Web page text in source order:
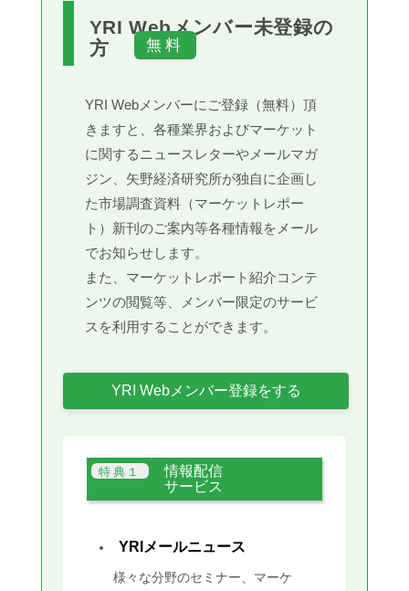
YRI Webメンバー未登録の
方
YRI Webメンバーにご登録（無料）頂
きますと、各種業界およびマーケット
に関するニュースレターやメールマガ
ジン、矢野経済研究所が独自に企画し
た市場調査資料（マーケットレポー
ト）新刊のご案内等各種情報をメール
でお知らせします。
また、マーケットレポート紹介コンテ
ンツの閲覧等、メンバー限定のサービ
スを利用することができます。
YRI Webメンバー登録をする
情報配信
サービス
YRIメールニュース
様々な分野のセミナー、マーケ